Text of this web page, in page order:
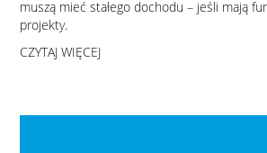
muszą mieć stałego dochodu – jeśli mają
projekty.
CZYTAJ WIĘCEJ